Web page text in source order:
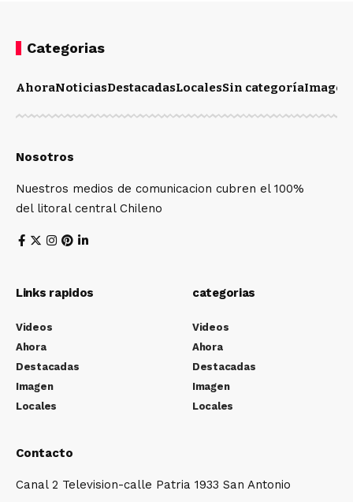
Categorias
AhoraNoticiasDestacadasLocalesSin categoríaImagen
Nosotros
Nuestros medios de comunicacion cubren el 100%
del litoral central Chileno
Links rapidos
Videos
Ahora
Destacadas
Imagen
Locales
categorias
Videos
Ahora
Destacadas
Imagen
Locales
Contacto
Canal 2 Television-calle Patria 1933 San Antonio